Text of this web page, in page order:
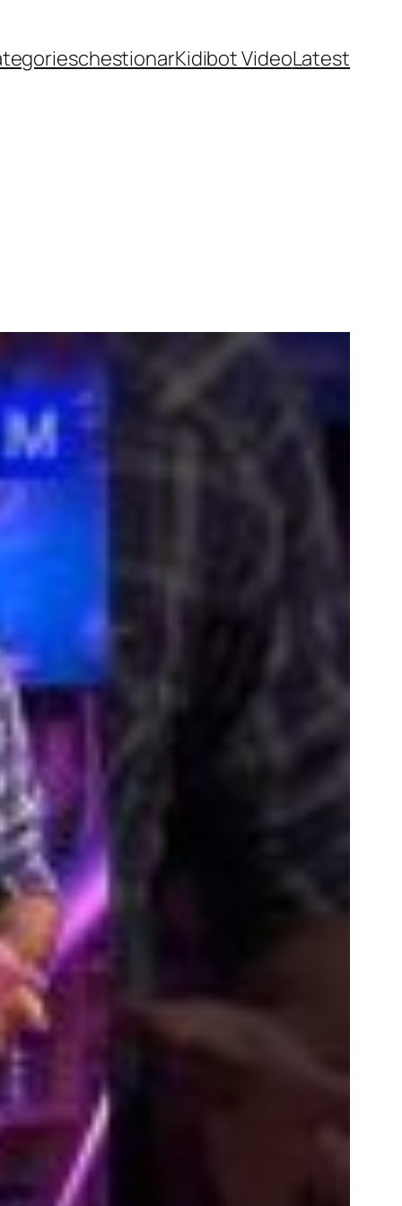
chestionarKidibot VideoLatest